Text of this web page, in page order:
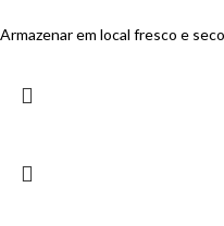
Armazenar em local fresco e